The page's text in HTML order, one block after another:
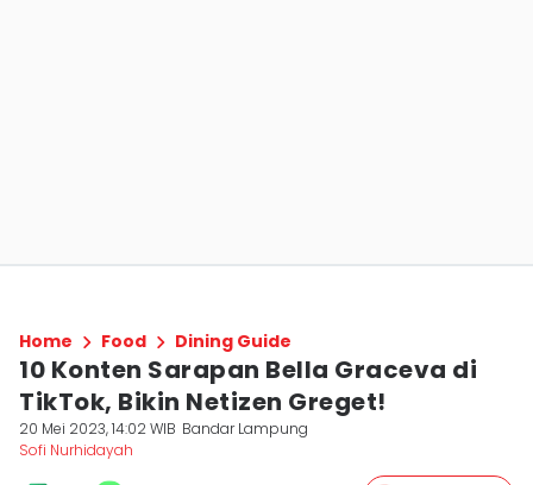
Home Food Dining Guide
10 Konten Sarapan Bella Graceva di
TikTok, Bikin Netizen Greget!
20 Mei 2023, 14:02 WIB Bandar Lampung
Sofi Nurhidayah